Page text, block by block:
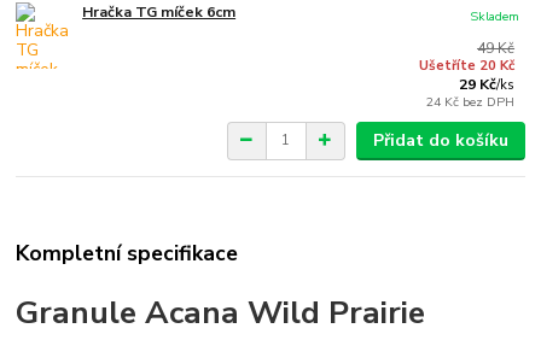
Hračka TG míček 6cm
49 Kč
Ušetříte 20 Kč
29 Kč/ks
24 Kč bez DPH
Skladem
Přidat do košíku
Kompletní specifikace
Granule Acana Wild Prairie